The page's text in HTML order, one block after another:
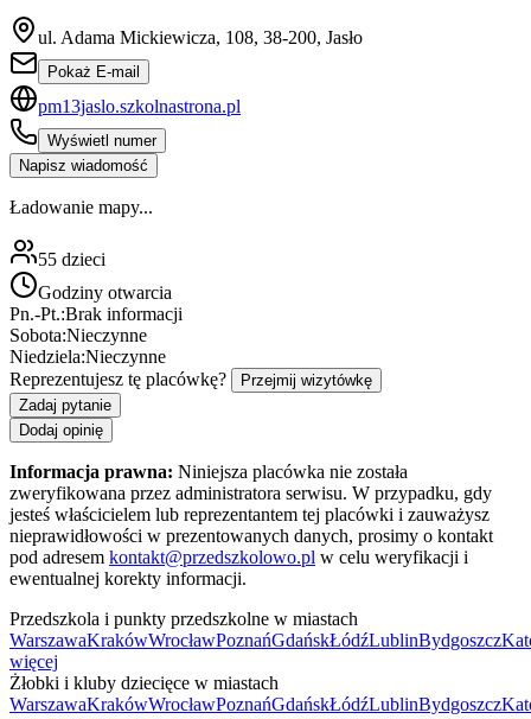
ul. Adama Mickiewicza, 108, 38-200, Jasło
Pokaż E-mail
pm13jaslo.szkolnastrona.pl
Wyświetl numer
Napisz wiadomość
Ładowanie mapy...
55 dzieci
Godziny otwarcia
Pn.-Pt.:Brak informacji
Sobota:Nieczynne
Niedziela:Nieczynne
Reprezentujesz tę placówkę?
Przejmij wizytówkę
Zadaj pytanie
Dodaj opinię
Informacja prawna: Niniejsza placówka nie została
zweryfikowana przez administratora serwisu. W przypadku, gdy
jesteś właścicielem lub reprezentantem tej placówki i zauważysz
nieprawidłowości w prezentowanych danych, prosimy o kontakt
pod adresem kontakt@przedszkolowo.pl w celu weryfikacji i
ewentualnej korekty informacji.
Przedszkola i punkty przedszkolne w miastach
WarszawaKrakówWrocławPoznańGdańskŁódźLublinBydgoszcz
więcej
Żłobki i kluby dziecięce w miastach
WarszawaKrakówWrocławPoznańGdańskŁódźLublinBydgoszcz